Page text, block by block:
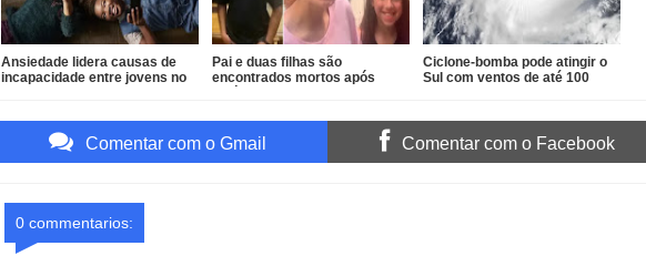
Ansiedade lidera causas de
incapacidade entre jovens no
Pai e duas filhas são
encontrados mortos após
Ciclone-bomba pode atingir o
Sul com ventos de até 100
Comentar com o Gmail Comentar com o Facebook
0 commentarios: